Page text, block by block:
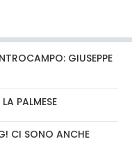
GIUSEPPE
PALMESE
CI SONO ANCHE